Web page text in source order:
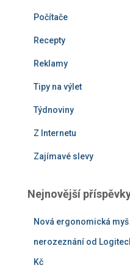
Počítače
Recepty
Reklamy
Tipy na výlet
Týdnoviny
Z Internetu
Zajímavé slevy
Nejnovější
Nová ergonomická
nerozeznání od
Kč